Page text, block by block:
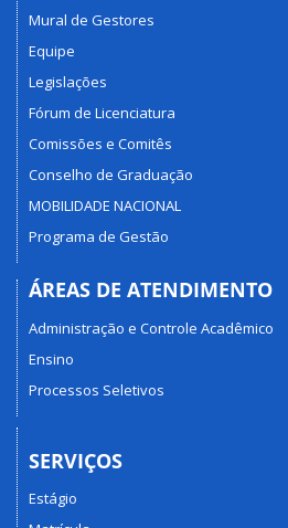
Mural de Gestores
Equipe
Legislações
Fórum de Licenciatura
Comissões e Comitês
Conselho de Graduação
MOBILIDADE NACIONAL
Programa de Gestão
ÁREAS DE ATENDIMENTO
Administração e Controle Acadêmico
Ensino
Processos Seletivos
SERVIÇOS
Estágio